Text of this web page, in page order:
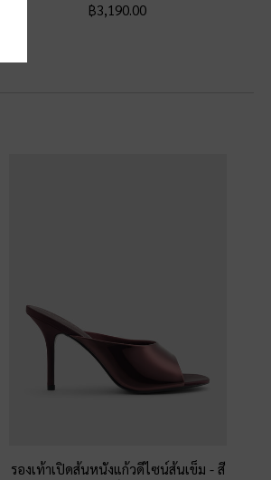
฿3,190.00
รองเท้าเปิดส้นหนังแก้วดีไซน์ส้นเข็ม - สี